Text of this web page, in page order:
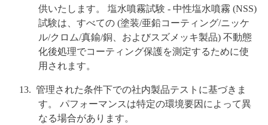
供いたします。 塩水噴霧試験 - 中性塩水噴霧 (NSS)
試験は、すべての (塗装/亜鉛コーティング/ニッケ
ル/クロム/真鍮/銅、およびスズメッキ製品) 不動態
化後処理でコーティング保護を測定するために使
用されます。
管理された条件下での社内製品テストに基づきま
す。 パフォーマンスは特定の環境要因によって異
なる場合があります。